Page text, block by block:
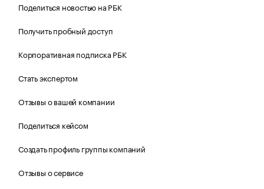
Поделиться новостью на РБК
Получить пробный доступ
Корпоративная подписка РБК
Стать экспертом
Отзывы о вашей компании
Поделиться кейсом
Создать профиль группы компаний
Отзывы о сервисе